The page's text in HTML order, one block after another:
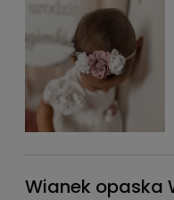
Wianek opaska